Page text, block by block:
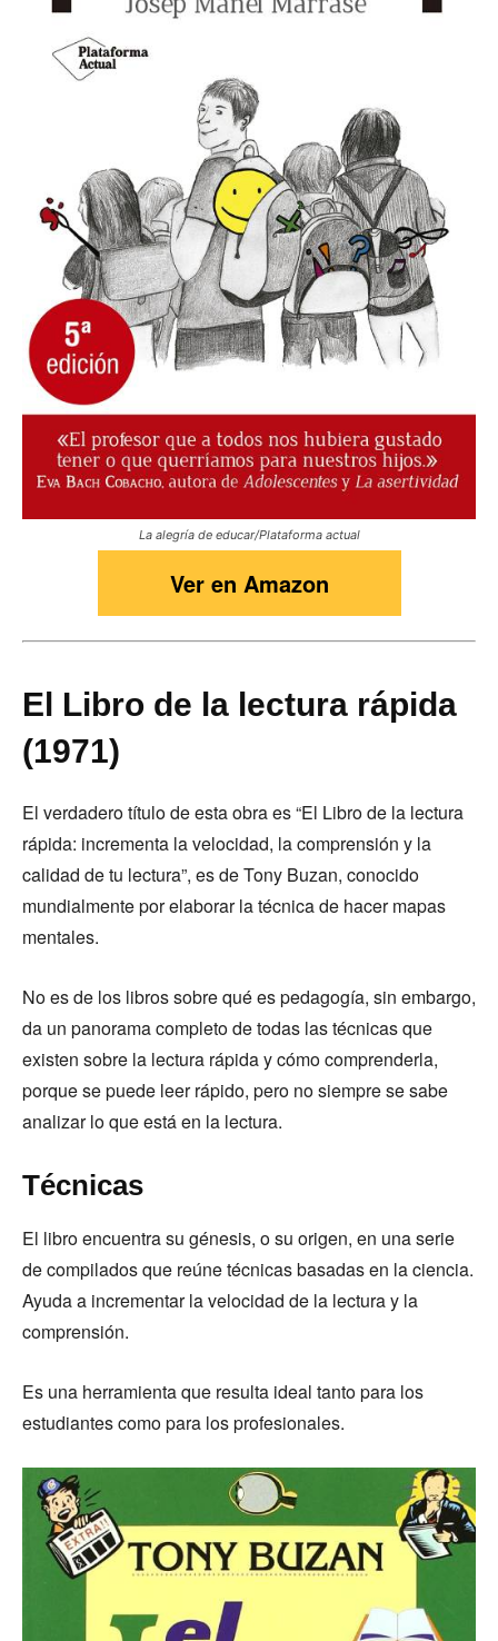
La alegría de educar/Plataforma actual
Ver en Amazon
El Libro de la lectura rápida
(1971)
El verdadero título de esta obra es “El Libro de la lectura
rápida: incrementa la velocidad, la comprensión y la
calidad de tu lectura”, es de Tony Buzan, conocido
mundialmente por elaborar la técnica de hacer mapas
mentales.
No es de los libros sobre qué es pedagogía, sin embargo,
da un panorama completo de todas las técnicas que
existen sobre la lectura rápida y cómo comprenderla,
porque se puede leer rápido, pero no siempre se sabe
analizar lo que está en la lectura.
Técnicas
El libro encuentra su génesis, o su origen, en una serie
de compilados que reúne técnicas basadas en la ciencia.
Ayuda a incrementar la velocidad de la lectura y la
comprensión.
Es una herramienta que resulta ideal tanto para los
estudiantes como para los profesionales.